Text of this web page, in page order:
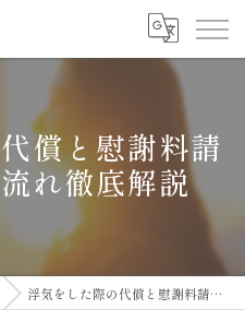
償と慰謝料請
れ徹底解説
浮気をした際の代償と慰謝料請求の具体的な流れ徹底解説